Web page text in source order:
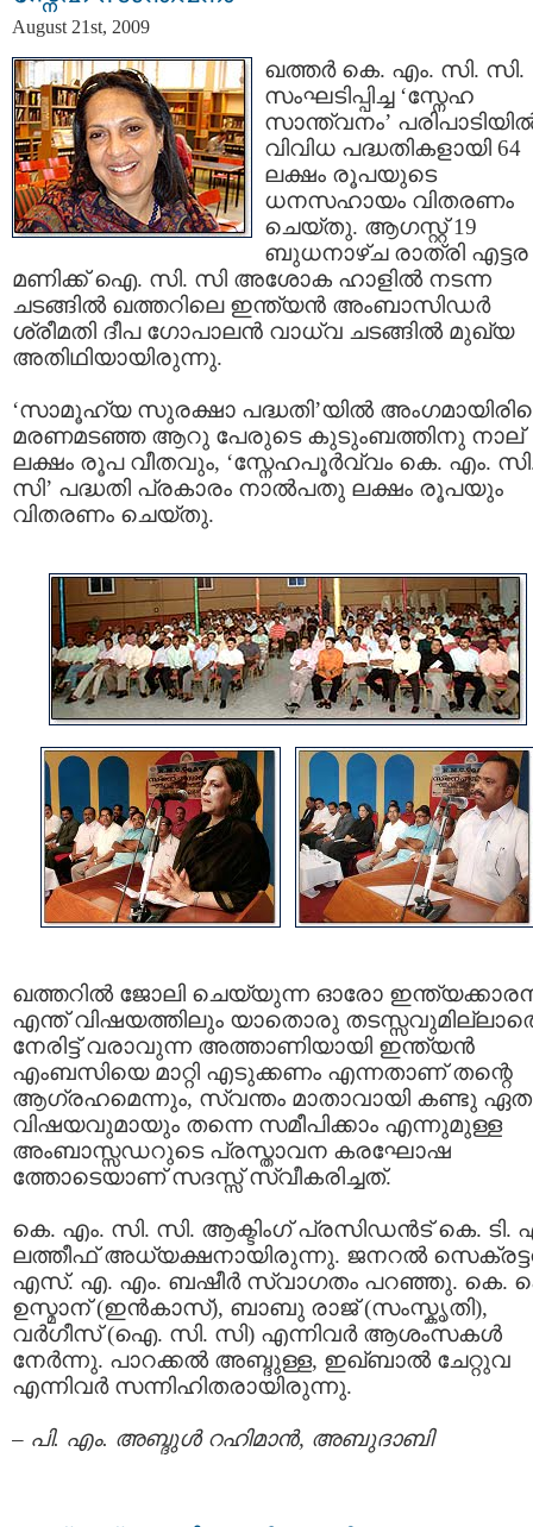
August 21st, 2009
ഖത്തര്‍ കെ. എം. സി. സി.
സംഘടിപ്പിച്ച ‘സ്നേഹ
സാന്ത്വനം’
വിവിധ പദ്ധതികളായി 64
ലക്ഷം രൂപയുടെ
ധനസഹായം വിതരണം
ചെയ്തു. ആഗസ്റ്റ്‌ 19
ബുധനാഴ്ച രാത്രി എട്ടര
മണിക്ക്‌ ഐ. സി. സി അശോക ഹാളില്‍ നടന്ന
ചടങ്ങില്‍ ഖത്തറിലെ ഇന്ത്യന്‍ അംബാസിഡര്‍
ശ്രീമതി ദീപ ഗോപാലന്‍ വാധ്വ ചടങ്ങില്‍ മുഖ്യ
അതിഥിയായിരുന്നു.
‘സാമൂഹ്യ സുരക്ഷാ പദ്ധതി’യില്‍
മരണമടഞ്ഞ ആറു പേരുടെ കുടുംബത്തിനു നാല്
ലക്ഷം രൂപ വീതവും, ‘സ്നേഹപൂര്‍വ്വം കെ. എം.
സി’ പദ്ധതി പ്രകാരം നാല്‍‌പതു ലക്ഷം രൂപയും
വിതരണം ചെയ്തു.
ഖത്തറില്‍ ജോലി ചെയ്യുന്ന ഓരോ
എന്ത് വിഷയത്തിലും യാതൊരു
നേരിട്ട് വരാവുന്ന അത്താണിയായി ഇന്ത്യന്‍
എംബസിയെ മാറ്റി എടുക്കണം എന്നതാണ് തന്റെ
ആഗ്രഹമെന്നും, സ്വന്തം മാതാവായി കണ്ടു
വിഷയവുമായും തന്നെ സമീപിക്കാം എന്നുമുള്ള
അംബാസ്സഡറുടെ പ്രസ്താവന കരഘോഷ
ത്തോടെയാണ് സദസ്സ്‌ സ്വീകരിച്ചത്.
കെ. എം. സി. സി. ആക്ടിംഗ് പ്രസിഡന്‍ട് കെ. ടി.
ലത്തീഫ്‌ അധ്യക്ഷനായിരുന്നു. ജനറല്‍
എസ്‌. എ. എം. ബഷീര്‍ സ്വാഗതം പറഞ്ഞു. കെ.
ഉസ്മാന് ‍(ഇന്‍കാസ്), ബാബു രാജ് (സംസ്കൃതി),
വര്‍ഗീസ്‌ (ഐ. സി. സി) എന്നിവര്‍ ആശംസകള്‍
നേര്‍ന്നു. പാറക്കല്‍ അബ്ദുള്ള, ഇഖ്ബാല്‍ ചേറ്റുവ
എന്നിവര്‍ സന്നിഹിതരായിരുന്നു.
– പി. എം. അബ്ദുള്‍ റഹിമാന്‍, അബുദാബി